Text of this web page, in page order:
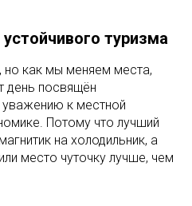
туризма
но как мы меняем места,
день посвящён
уважению к местной
Потому что лучший
на холодильник, а
место чуточку лучше, чем